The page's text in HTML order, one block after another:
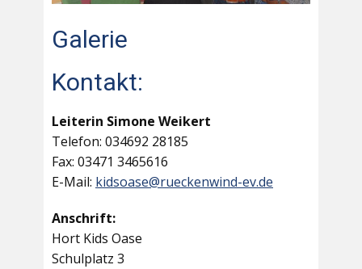
Galerie
Kontakt:
Leiterin Simone Weikert
Telefon: 034692 28185
Fax: 03471 3465616
E-Mail: kidsoase@rueckenwind-ev.de
Anschrift:
Hort Kids Oase
Schulplatz 3